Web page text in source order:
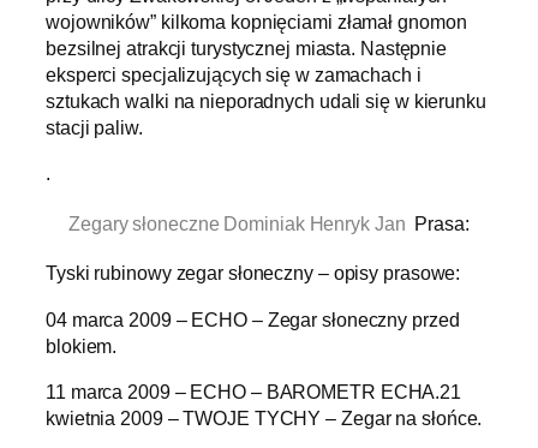
wojowników” kilkoma kopnięciami złamał gnomon
bezsilnej atrakcji turystycznej miasta. Następnie
eksperci specjalizujących się w zamachach i
sztukach walki na nieporadnych udali się w kierunku
stacji paliw.
.
Zegary słoneczne Dominiak Henryk Jan Prasa:
Tyski rubinowy zegar słoneczny – opisy prasowe:
04 marca 2009 – ECHO – Zegar słoneczny przed
blokiem.
11 marca 2009 – ECHO – BAROMETR ECHA.21
kwietnia 2009 – TWOJE TYCHY – Zegar na słońce.